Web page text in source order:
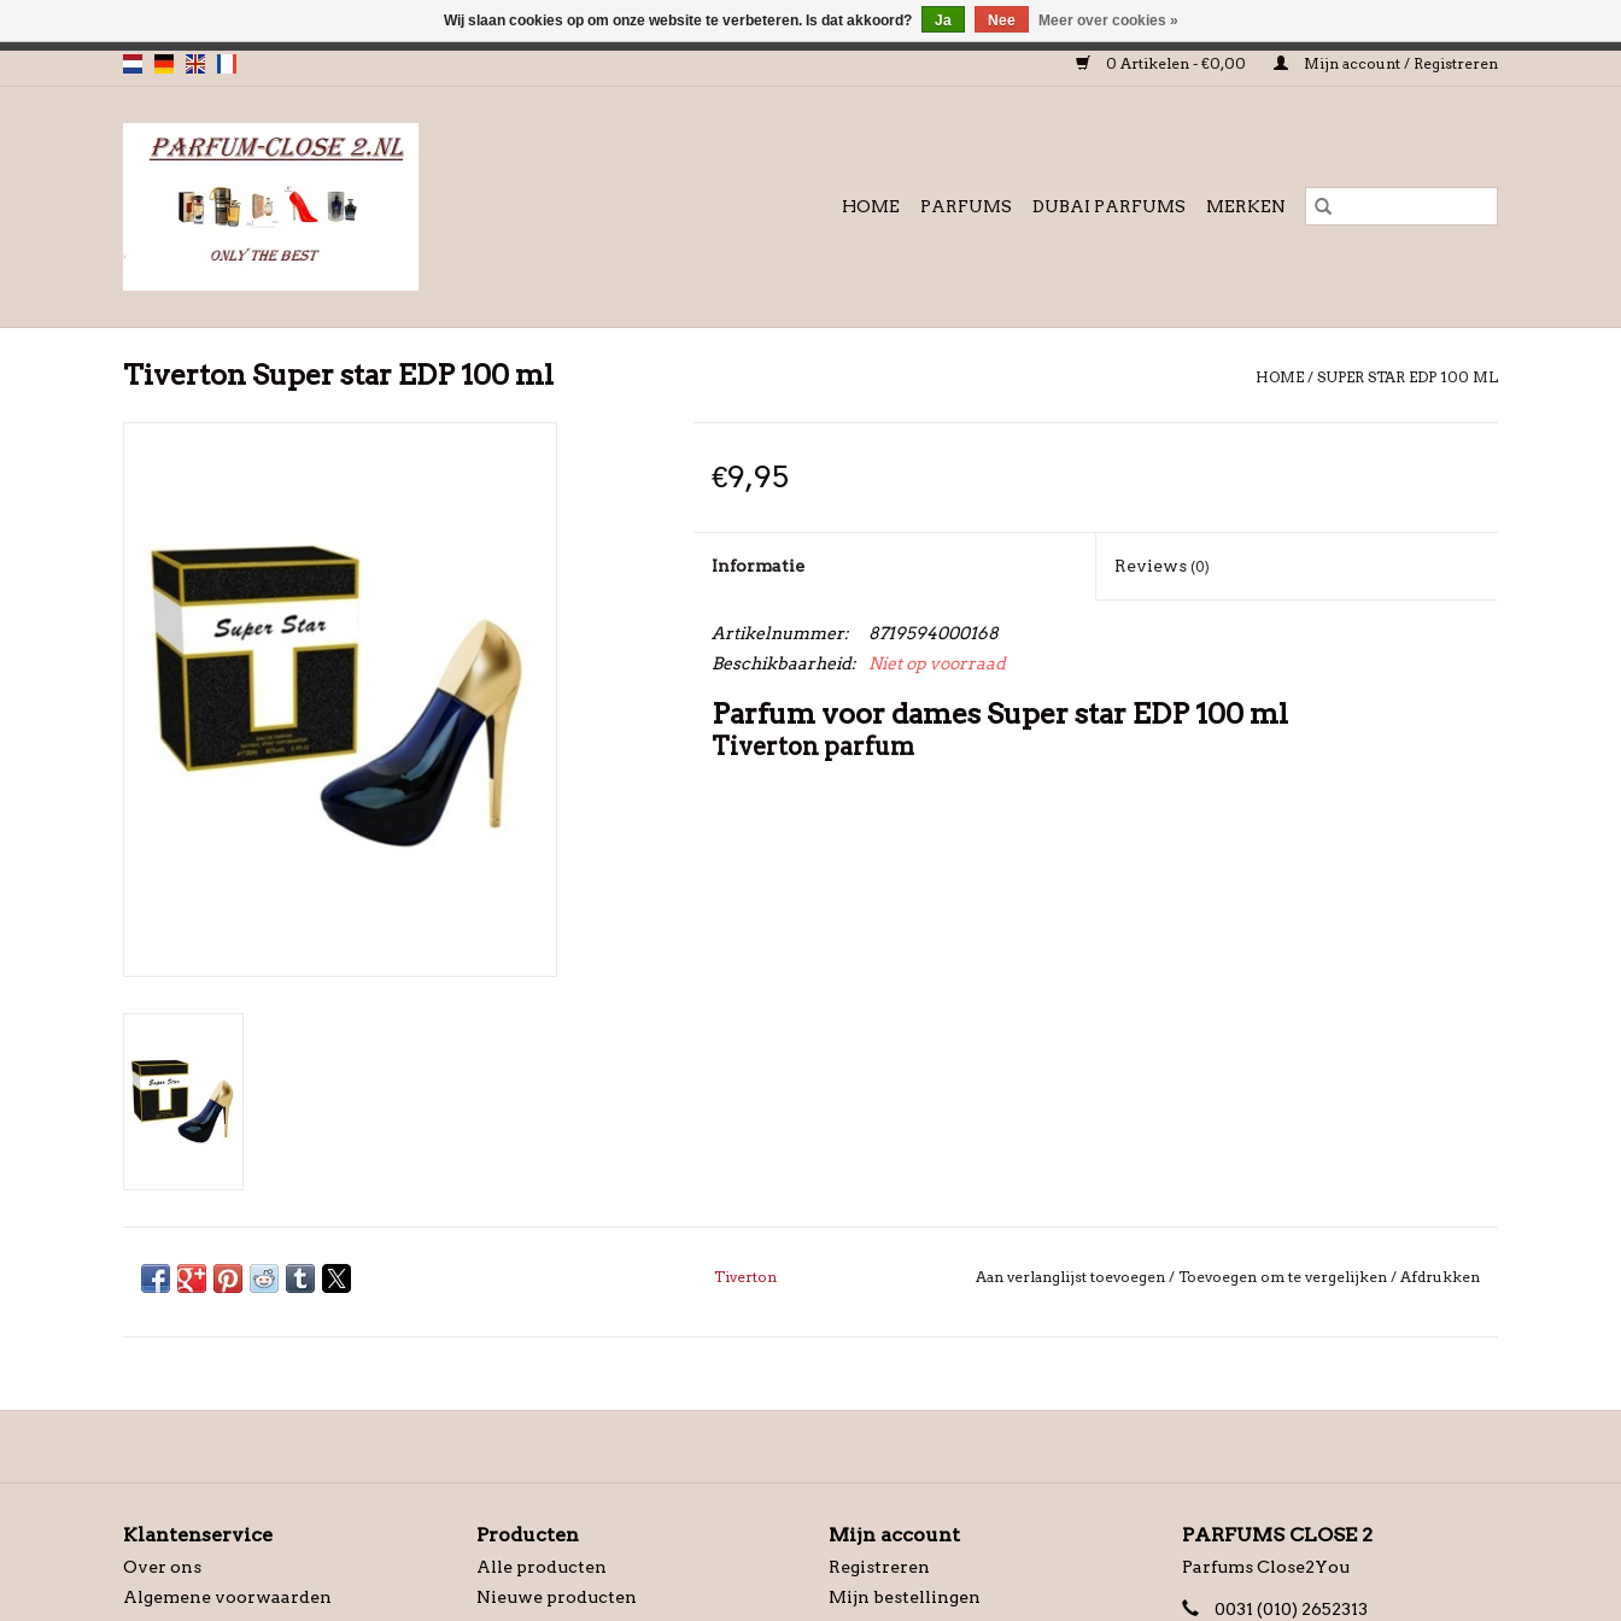
0 Artikelen - €0,00 Mijn account / Registreren
HOME PARFUMS DUBAI PARFUMS MERKEN
Tiverton Super star EDP 100 ml HOME / SUPER STAR EDP 100 ML
€9,95
Informatie Reviews (0)
Artikelnummer:
8719594000168
Beschikbaarheid:
Niet op voorraad
Parfum voor dames Super star EDP 100 ml
Tiverton parfum
Tiverton Aan verlanglijst toevoegen / Toevoegen om te vergelijken / Afdrukken
Klantenservice
Over ons
Algemene voorwaarden
Producten
Alle producten
Nieuwe producten
Mijn account
Registreren
Mijn bestellingen
PARFUMS CLOSE 2
Parfums Close2You
0031 (010) 2652313
Wij slaan cookies op om onze website te verbeteren. Is dat akkoord? Ja Nee Meer over cookies »
← Keer terug naar de backofficeDeze winkel is in aanbouw. Eventueel geplaatste orders zullen niet worden gehonoreerd of verwerkt.